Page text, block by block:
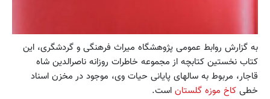
به گزارش روابط عمومی پژوهشگاه میراث فرهنگی و گردشگری، این
کتاب نخستین کتابچه از مجموعه خاطرات روزانه ناصرالدین شاه
قاجار، مربوط به سالهای پایانی حیات وی، موجود در مخزن اسناد
خطی کاخ موزه گلستان است.